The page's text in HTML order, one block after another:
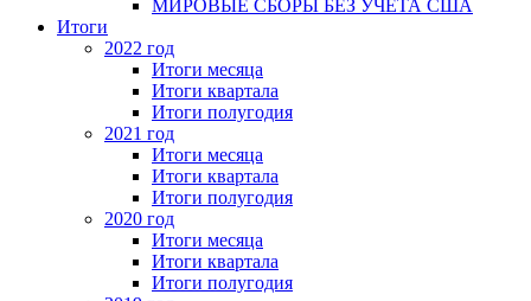
МИРОВЫЕ СБОРЫ БЕЗ УЧЕТА США
Итоги
2022 год
Итоги месяца
Итоги квартала
Итоги полугодия
2021 год
Итоги месяца
Итоги квартала
Итоги полугодия
2020 год
Итоги месяца
Итоги квартала
Итоги полугодия